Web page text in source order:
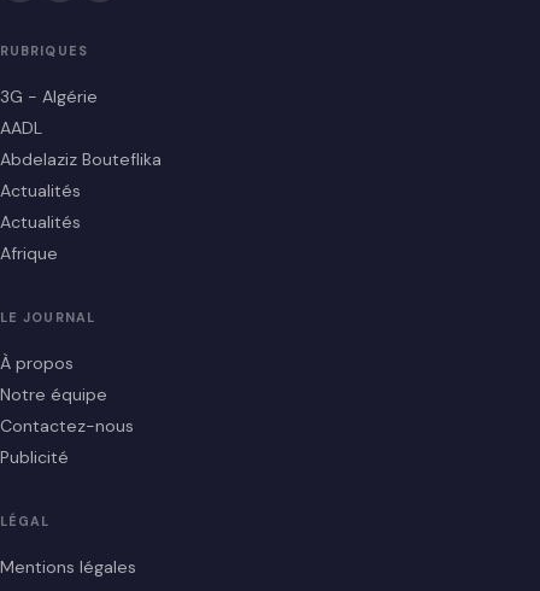
RUBRIQUES
3G - Algérie
AADL
Abdelaziz Bouteflika
Actualités
Actualités
Afrique
LE JOURNAL
À propos
Notre équipe
Contactez-nous
Publicité
LÉGAL
Mentions légales